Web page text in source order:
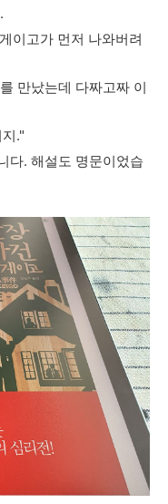
.
게이고가 먼저 나와버려
만났는데 다짜고짜 이
."
다. 해설도 명문이었습